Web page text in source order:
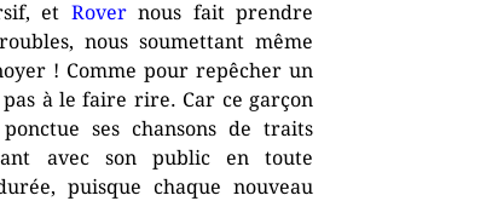
et Rovernous fait prendre
nous soumettant même
! Comme pour repêcher un
à le faire rire. Car ce garçon
ses chansons de traits
avec son public en toute
puisque chaque nouveau